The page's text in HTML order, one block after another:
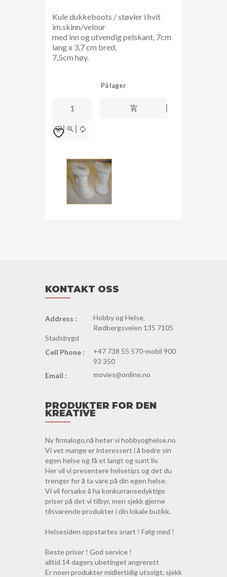
Kule dukkeboots / støvler i hvit
im.skinn/velour
med inn og utvendig pelskant, 7cm
lang x 3,7 cm bred,
7,5cm høy.
På lager
dukkesko
boots
7512
antall
KONTAKT OSS
Address :
Hobby og Helse,
Rødbergsveien 135 7105
Stadsbygd
Cell Phone :
+47 738 55 570-mobil 900
93 350
Email :
movies@online.no
PRODUKTER FOR DEN
KREATIVE
Ny firmalogo,nå heter vi hobbyoghelse.no
Vi vet mange er interessert i å bedre sin
egen helse og få et langt og sunt liv.
Her vil vi presentere helsetips og det du
trenger for å ta vare på din egen helse.
Vi vil forsøke å ha konkurransedyktige
priser på det vi tilbyr, men sjekk gjerne
tilsvarende produkter i din lokale butikk.
Helsesiden oppstartes snart ! Følg med !
Beste priser ! God service !
alltid 14 dagers ubetinget angrerett
Er noen produkter midlertidig utsolgt, sjekk